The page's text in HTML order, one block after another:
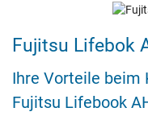
Fujitsu Lifebok
Ihre Vorteile beim
Fujitsu Lifebook